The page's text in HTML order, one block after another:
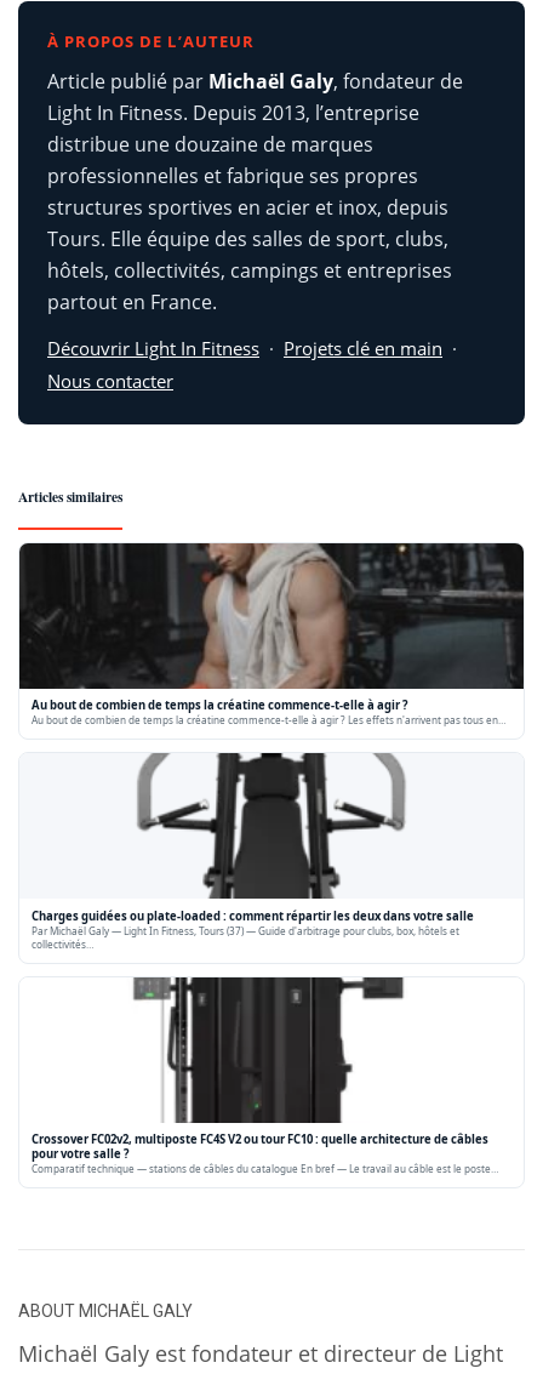
À PROPOS DE L’AUTEUR
Article publié par Michaël Galy, fondateur de
Light In Fitness. Depuis 2013, l’entreprise
distribue une douzaine de marques
professionnelles et fabrique ses propres
structures sportives en acier et inox, depuis
Tours. Elle équipe des salles de sport, clubs,
hôtels, collectivités, campings et entreprises
partout en France.
Découvrir Light In Fitness · Projets clé en main ·
Nous contacter
Articles similaires
Au bout de combien de temps la créatine commence-t-elle à agir ?
Au bout de combien de temps la créatine commence-t-elle à agir ? Les effets n'arrivent pas tous en…
Charges guidées ou plate-loaded : comment répartir les deux dans votre salle
Par Michaël Galy — Light In Fitness, Tours (37) — Guide d'arbitrage pour clubs, box, hôtels et
collectivités…
Crossover FC02v2, multiposte FC4S V2 ou tour FC10 : quelle architecture de câbles
pour votre salle ?
Comparatif technique — stations de câbles du catalogue En bref — Le travail au câble est le poste…
ABOUT MICHAËL GALY
Michaël Galy est fondateur et directeur de Light